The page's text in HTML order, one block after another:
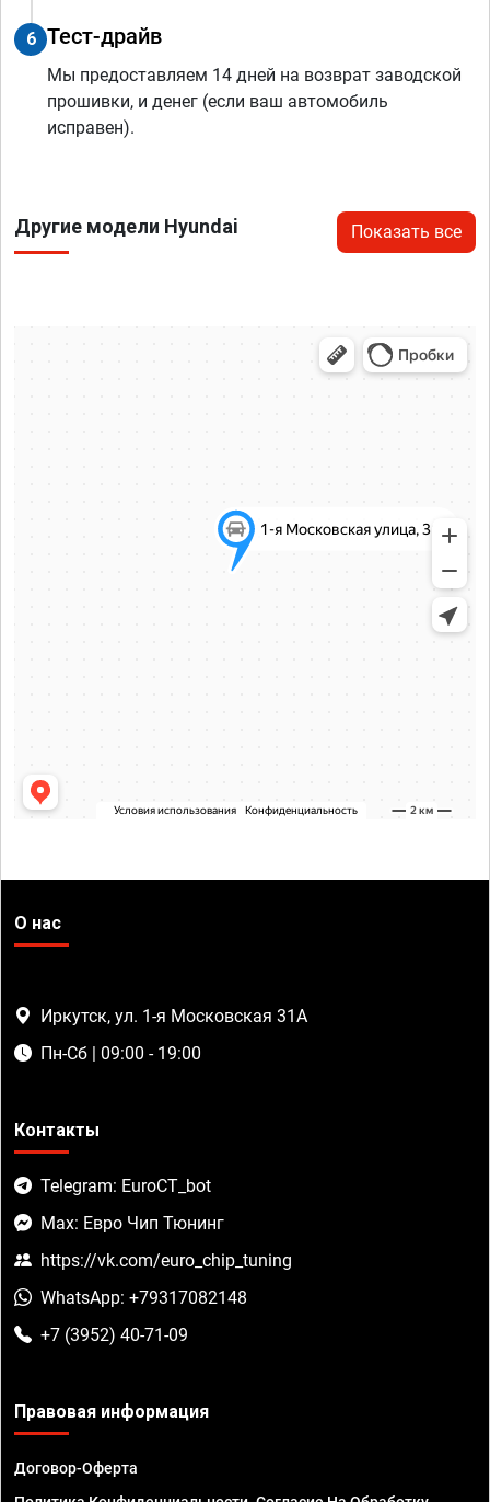
6 Тест-драйв
Мы предоставляем 14 дней на возврат заводской
прошивки, и денег (если ваш автомобиль
исправен).
Другие модели Hyundai Показать все
О нас
Иркутск, ул. 1-я Московская 31А
Пн-Сб | 09:00 - 19:00
Контакты
Telegram: EuroCT_bot
Max: Евро Чип Тюнинг
https://vk.com/euro_chip_tuning
WhatsApp: +79317082148
+7 (3952) 40-71-09
Правовая информация
Договор-Оферта